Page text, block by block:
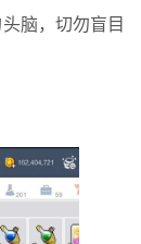
脑，切勿盲目